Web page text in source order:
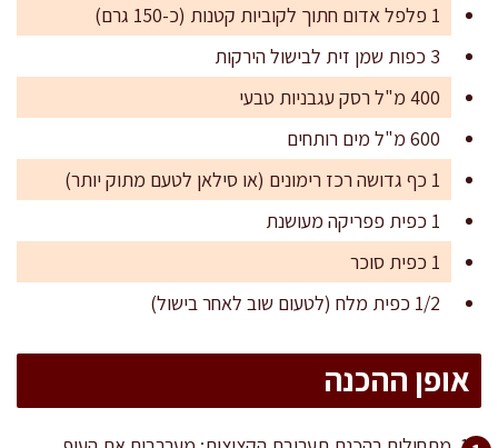
1 פלפל אדום חתוך לקוביות קטנות (כ-150 גרם)
3 כפות שמן זית לבישול הירקות
400 מ"ל רסק עגבניות טבעי
600 מ"ל מים רותחים
1 כף גדושה רכז רימונים (או סילאן לטעם מתוק יותר)
1 כפית פפריקה מעושנת
1 כפית סוכר
1/2 כפית מלח (לטעום שוב לאחר בישול)
אופן ההכנה